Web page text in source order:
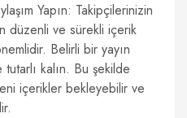
Yapın: Takipçilerinizin
düzenli ve sürekli içerik
Belirli bir yayın
kalın. Bu şekilde
içerikler bekleyebilir ve